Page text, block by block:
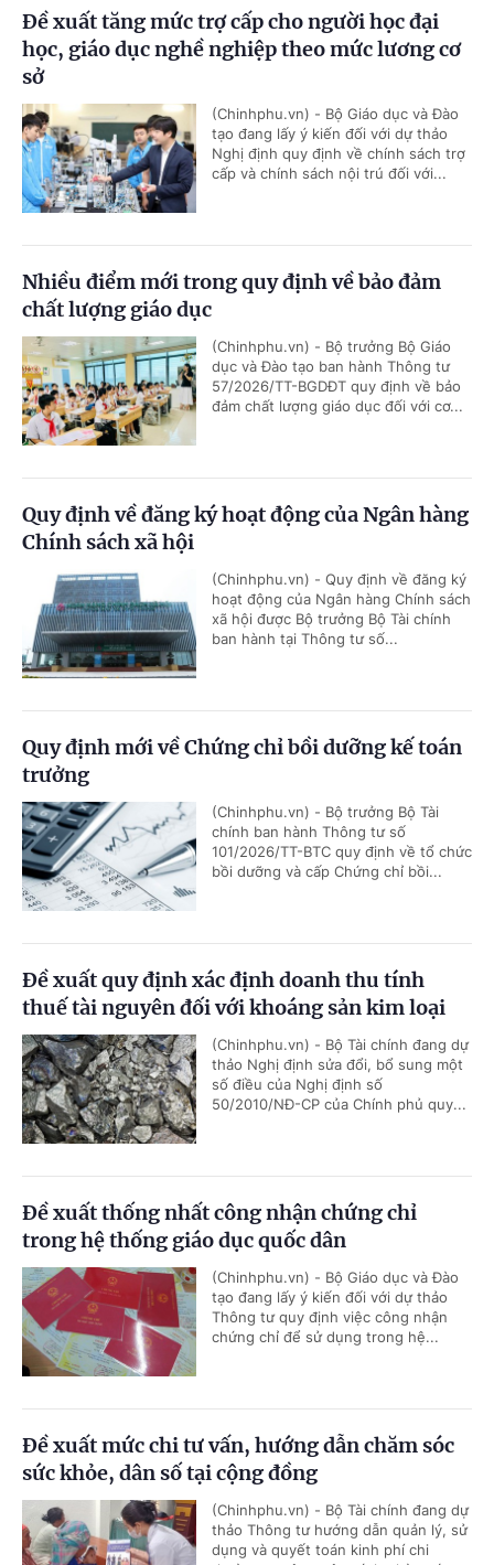
Đề xuất tăng mức trợ cấp cho người học đại
học, giáo dục nghề nghiệp theo mức lương cơ
sở
(Chinhphu.vn) - Bộ Giáo dục và Đào
tạo đang lấy ý kiến đối với dự thảo
Nghị định quy định về chính sách trợ
cấp và chính sách nội trú đối với...
Nhiều điểm mới trong quy định về bảo đảm
chất lượng giáo dục
(Chinhphu.vn) - Bộ trưởng Bộ Giáo
dục và Đào tạo ban hành Thông tư
57/2026/TT-BGDĐT quy định về bảo
đảm chất lượng giáo dục đối với cơ...
Quy định về đăng ký hoạt động của Ngân hàng
Chính sách xã hội
(Chinhphu.vn) - Quy định về đăng ký
hoạt động của Ngân hàng Chính sách
xã hội được Bộ trưởng Bộ Tài chính
ban hành tại Thông tư số...
Quy định mới về Chứng chỉ bồi dưỡng kế toán
trưởng
(Chinhphu.vn) - Bộ trưởng Bộ Tài
chính ban hành Thông tư số
101/2026/TT-BTC quy định về tổ chức
bồi dưỡng và cấp Chứng chỉ bồi...
Đề xuất quy định xác định doanh thu tính
thuế tài nguyên đối với khoáng sản kim loại
(Chinhphu.vn) - Bộ Tài chính đang dự
thảo Nghị định sửa đổi, bổ sung một
số điều của Nghị định số
50/2010/NĐ-CP của Chính phủ quy...
Đề xuất thống nhất công nhận chứng chỉ
trong hệ thống giáo dục quốc dân
(Chinhphu.vn) - Bộ Giáo dục và Đào
tạo đang lấy ý kiến đối với dự thảo
Thông tư quy định việc công nhận
chứng chỉ để sử dụng trong hệ...
Đề xuất mức chi tư vấn, hướng dẫn chăm sóc
sức khỏe, dân số tại cộng đồng
(Chinhphu.vn) - Bộ Tài chính đang dự
thảo Thông tư hướng dẫn quản lý, sử
dụng và quyết toán kinh phí chi